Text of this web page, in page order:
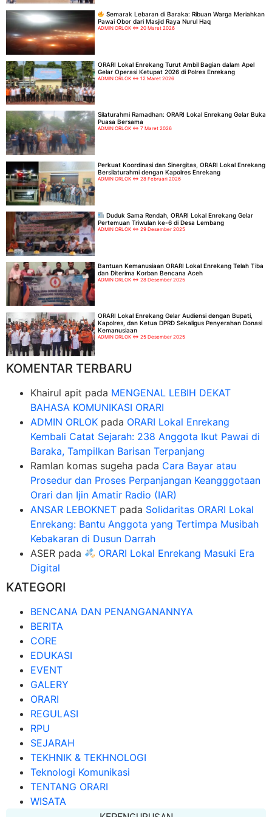
Semarak Lebaran di Baraka: Ribuan Warga Meriahkan
Pawai Obor dari Masjid Raya Nurul Haq
ADMIN ORLOK 20 Maret 2026
ORARI Lokal Enrekang Turut Ambil Bagian dalam Apel
Gelar Operasi Ketupat 2026 di Polres Enrekang
ADMIN ORLOK 12 Maret 2026
Silaturahmi Ramadhan: ORARI Lokal Enrekang Gelar Buka
Puasa Bersama
ADMIN ORLOK 7 Maret 2026
Perkuat Koordinasi dan Sinergitas, ORARI Lokal Enrekang
Bersilaturahmi dengan Kapolres Enrekang
ADMIN ORLOK 28 Februari 2026
Duduk Sama Rendah, ORARI Lokal Enrekang Gelar
Pertemuan Triwulan ke-6 di Desa Lembang
ADMIN ORLOK 29 Desember 2025
Bantuan Kemanusiaan ORARI Lokal Enrekang Telah Tiba
dan Diterima Korban Bencana Aceh
ADMIN ORLOK 28 Desember 2025
ORARI Lokal Enrekang Gelar Audiensi dengan Bupati,
Kapolres, dan Ketua DPRD Sekaligus Penyerahan Donasi
Kemanusiaan
ADMIN ORLOK 25 Desember 2025
KOMENTAR TERBARU
Khairul apit pada MENGENAL LEBIH DEKAT
BAHASA KOMUNIKASI ORARI
ADMIN ORLOK pada ORARI Lokal Enrekang
Kembali Catat Sejarah: 238 Anggota Ikut Pawai di
Baraka, Tampilkan Barisan Terpanjang
Ramlan komas sugeha pada Cara Bayar atau
Prosedur dan Proses Perpanjangan Keangggotaan
Orari dan Ijin Amatir Radio (IAR)
ANSAR LEBOKNET pada Solidaritas ORARI Lokal
Enrekang: Bantu Anggota yang Tertimpa Musibah
Kebakaran di Dusun Darrah
ASER pada
ORARI Lokal Enrekang Masuki Era
Digital
KATEGORI
BENCANA DAN PENANGANANNYA
BERITA
CORE
EDUKASI
EVENT
GALERY
ORARI
REGULASI
RPU
SEJARAH
TEKHNIK & TEKHNOLOGI
Teknologi Komunikasi
TENTANG ORARI
WISATA